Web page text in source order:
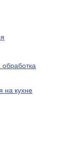
на кухне